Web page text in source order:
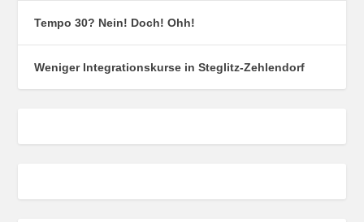
Tempo 30? Nein! Doch! Ohh!
Weniger Integrationskurse in Steglitz-Zehlendorf